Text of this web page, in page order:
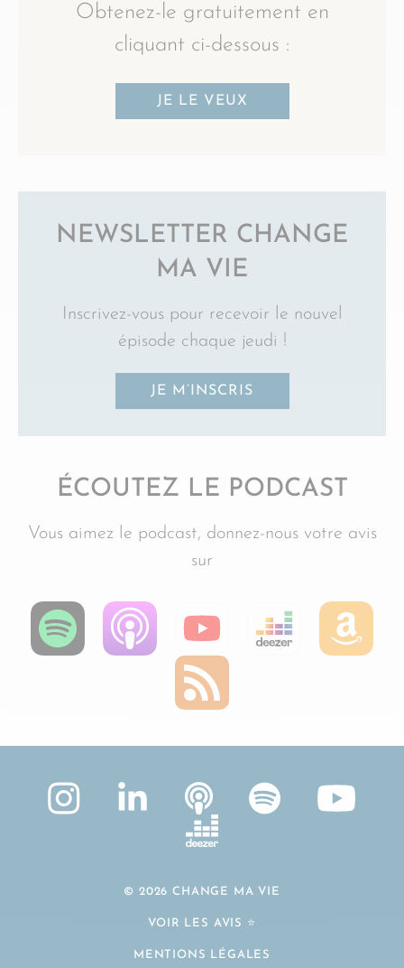
Obtenez-le gratuitement en
cliquant ci-dessous :
JE LE VEUX
NEWSLETTER CHANGE
MA VIE
Inscrivez-vous pour recevoir le nouvel
épisode chaque jeudi !
JE M’INSCRIS
ÉCOUTEZ LE PODCAST
Vous aimez le podcast, donnez-nous votre avis
sur
© 2026 CHANGE MA VIE
VOIR LES AVIS ⭐️
MENTIONS LÉGALES